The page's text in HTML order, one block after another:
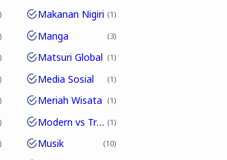
Makanan Nigiri 1
Manga 3
Matsuri Global 1
Media Sosial 1
Meriah Wisata 1
Modern vs Tradisional 1
Musik 10